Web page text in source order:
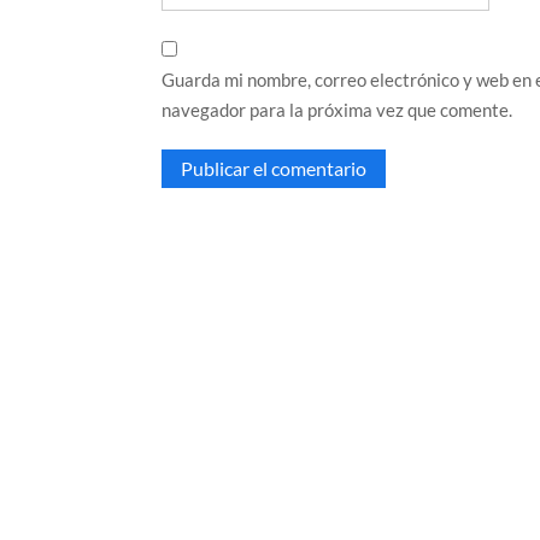
Guarda mi nombre, correo electrónico y web en
navegador para la próxima vez que comente.